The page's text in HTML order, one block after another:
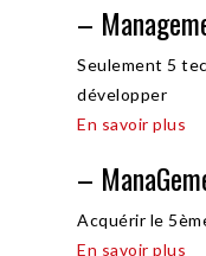
–
Seulement 5
développer
En savoir plus
–
Acquérir le
En savoir plus